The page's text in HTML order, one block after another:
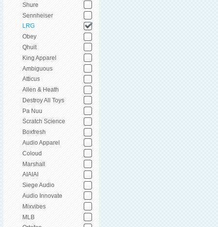
Shure
Sennheiser
LRG
Obey
Qhuit
King Apparel
Ambiguous
Atticus
Allen & Heath
Destroy All Toys
Pa Nuu
Scratch Science
Boxfresh
Audio Apparel
Coloud
Marshall
AIAIAI
Siege Audio
Audio Innovate
Mixvibes
MLB